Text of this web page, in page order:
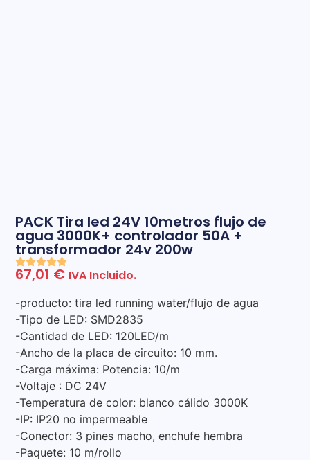
PACK Tira led 24V 10metros flujo de
agua 3000K+ controlador 50A +
transformador 24v 200w
67,01 € IVA Incluido.
-producto: tira led running water/flujo de agua
-Tipo de LED: SMD2835
-Cantidad de LED: 120LED/m
-Ancho de la placa de circuito: 10 mm.
-Carga máxima: Potencia: 10/m
-Voltaje : DC 24V
-Temperatura de color: blanco cálido 3000K
-IP: IP20 no impermeable
-Conector: 3 pines macho, enchufe hembra
-Paquete: 10 m/rollo